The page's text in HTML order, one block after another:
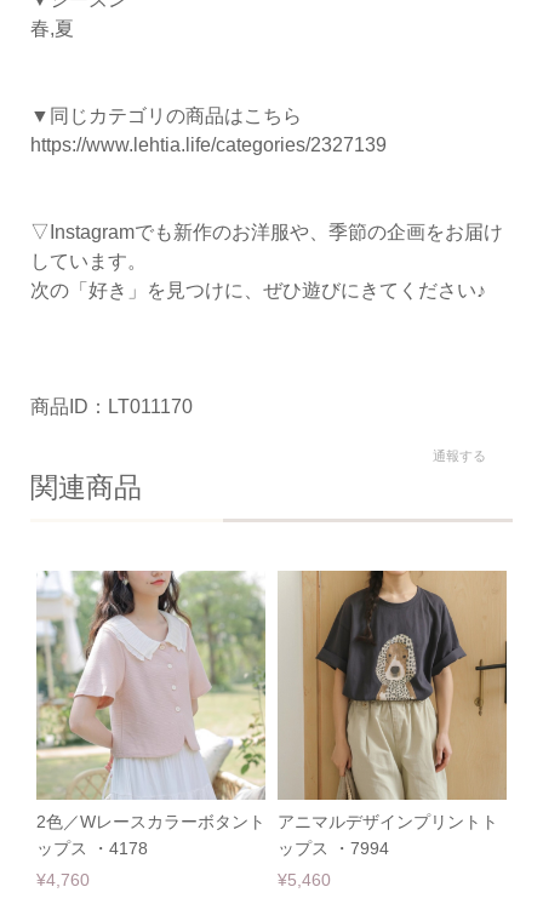
春,夏
▼同じカテゴリの商品はこちら
https://www.lehtia.life/categories/2327139
▽Instagramでも新作のお洋服や、季節の企画をお届け
しています。
次の「好き」を見つけに、ぜひ遊びにきてください♪
商品ID：LT011170
通報する
関連商品
2色／Wレースカラーボタント
ップス ・4178
¥4,760
アニマルデザインプリントト
ップス ・7994
¥5,460